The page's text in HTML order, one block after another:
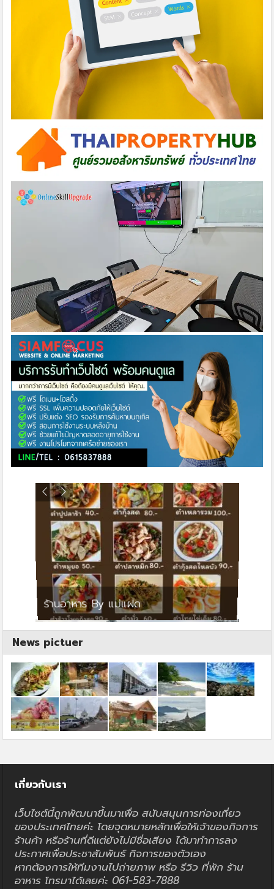
ร้านอาหาร By แม่แฝด
News pictuer
เกี่ยวกับเรา
เว็บไซต์นี้ถูกพัฒนาขึ้นมาเพื่อ สนับสนุนการท่องเที่ยว
ของประเทศไทยค่ะ โดยจุดหมายหลักเพื่อให้เจ้าของกิจการ
ร้านค้า หรือร้านที่ดีแต่ยังไม่มีชื่อเสียง ได้มาทำการลง
ประกาศเพื่อประชาสัมพันธ์ กิจการของตัวเอง
หากต้องการให้ทีมงานไปถ่ายภาพ หรือ รีวิว ที่พัก ร้าน
อาหาร โทรมาได้เลยค่ะ 061-583-7888